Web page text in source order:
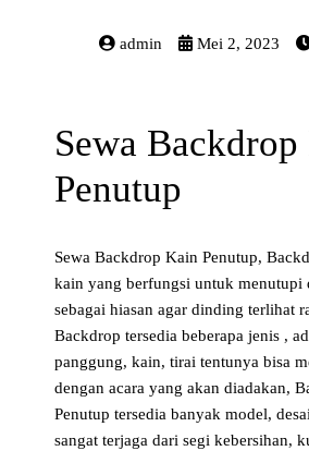
admin Mei 2, 2023
Sewa
Penutup
Sewa Backdrop Kain Penutup,
kain yang berfungsi untuk menutupi
sebagai hiasan agar dinding terlihat
Backdrop tersedia beberapa jenis ,
panggung, kain, tirai tentunya bisa
dengan acara yang akan diadakan,
Penutup tersedia banyak model,
sangat terjaga dari segi kebersihan,